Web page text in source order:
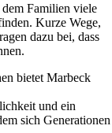
Familien viele
Kurze Wege,
dazu bei, dass
bietet Marbeck
und ein
sich Generationen